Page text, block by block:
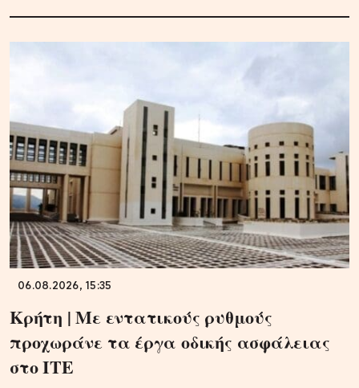
06.08.2026, 15:35
Κρήτη | Με εντατικούς ρυθμούς
προχωράνε τα έργα οδικής ασφάλειας
στο ΙΤΕ